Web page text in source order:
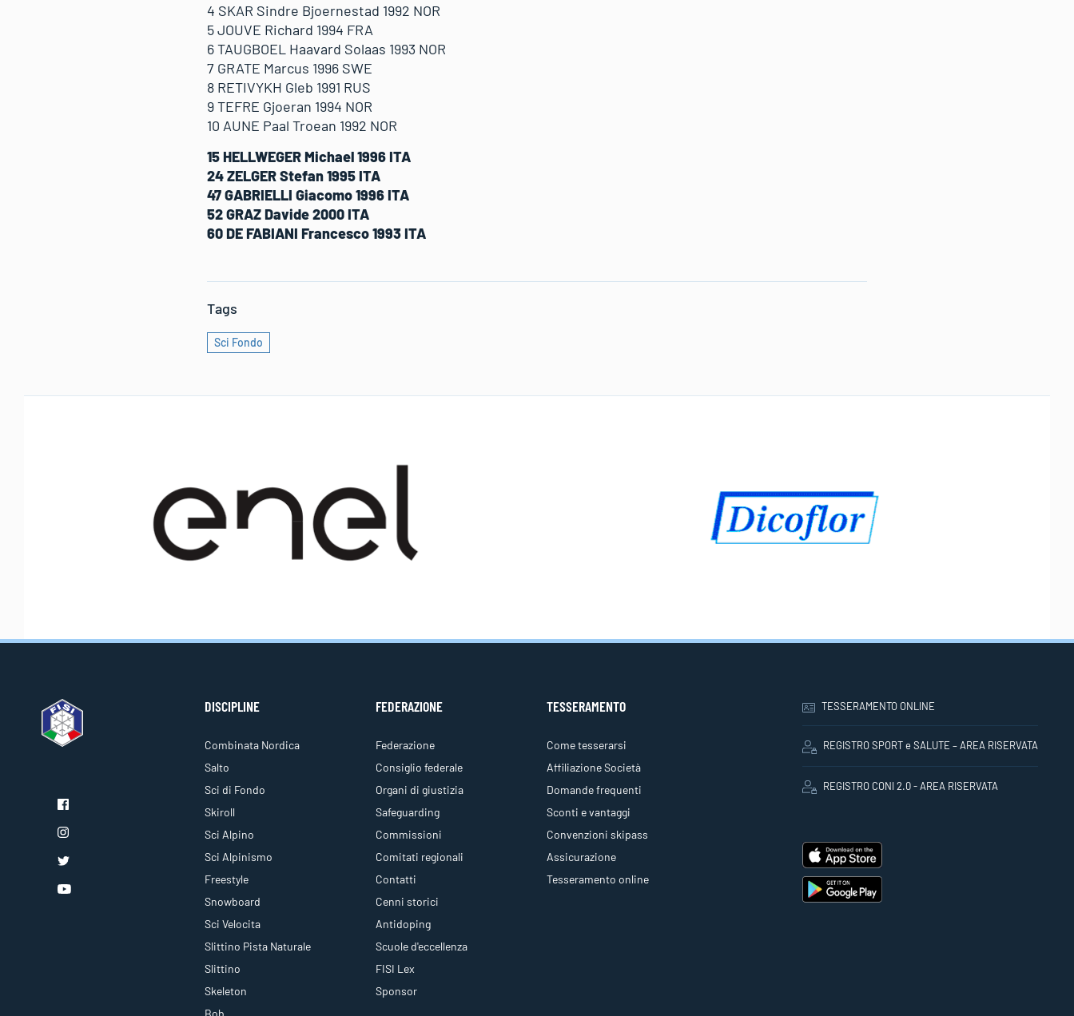
4 SKAR Sindre Bjoernestad 1992 NOR
5 JOUVE Richard 1994 FRA
6 TAUGBOEL Haavard Solaas 1993 NOR
7 GRATE Marcus 1996 SWE
8 RETIVYKH Gleb 1991 RUS
9 TEFRE Gjoeran 1994 NOR
10 AUNE Paal Troean 1992 NOR
15 HELLWEGER Michael 1996 ITA
24 ZELGER Stefan 1995 ITA
47 GABRIELLI Giacomo 1996 ITA
52 GRAZ Davide 2000 ITA
60 DE FABIANI Francesco 1993 ITA
Tags
Sci Fondo
DISCIPLINE
Combinata Nordica
Salto
Sci di Fondo
Skiroll
Sci Alpino
Sci Alpinismo
Freestyle
Snowboard
Sci Velocita
Slittino Pista Naturale
Slittino
Skeleton
FEDERAZIONE
Federazione
Consiglio federale
Organi di giustizia
Safeguarding
Commissioni
Comitati regionali
Contatti
Cenni storici
Antidoping
Scuole d'eccellenza
FISI Lex
Sponsor
TESSERAMENTO
Come tesserarsi
Affiliazione Società
Domande frequenti
Sconti e vantaggi
Convenzioni skipass
Assicurazione
Tesseramento online
TESSERAMENTO ONLINE
REGISTRO SPORT e SALUTE – AREA RISERVATA
REGISTRO CONI 2.0 - AREA RISERVATA